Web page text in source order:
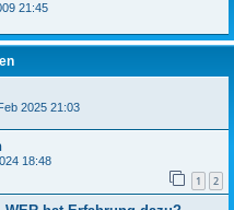
21:45
2025 21:03
18:48
1 2